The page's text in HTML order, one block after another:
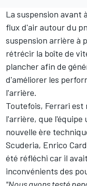
La suspension avant
flux d'air autour du
suspension arrière à
rétrécir la boîte de
plancher afin de
d'améliorer les
l'arrière.
Toutefois, Ferrari est
l'arrière, que l'équipe
nouvelle ère
Scuderia, Enrico
été réfléchi car il
inconvénients des